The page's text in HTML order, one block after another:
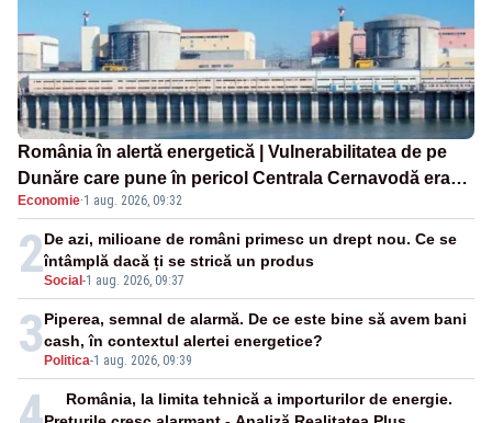
România în alertă energetică | Vulnerabilitatea de pe
Dunăre care pune în pericol Centrala Cernavodă era
cunoscută de pe vremea lui Ceaușescu
Economie·1 aug. 2026, 09:32
2Social -1 aug. 2026, 09:37
De azi, milioane de români primesc un drept nou. Ce se
întâmplă dacă ți se strică un produs
3 Politica-1 aug. 2026, 09:39
Piperea, semnal de alarmă. De ce este bine să avem bani
cash, în contextul alertei energetice?
România, la limita tehnică a importurilor de energie.